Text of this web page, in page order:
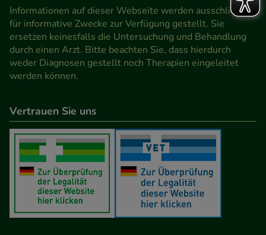
Informationen auf dieser Webseite werden ausschließlich
für informative Zwecke zur Verfügung gestellt. Sie
ersetzen keinesfalls die Untersuchung und Behandlung
durch einen Arzt. Bitte beachten Sie, dass hierdurch
weder Diagnosen gestellt noch Therapien eingeleitet
werden können.
Vertrauen Sie uns